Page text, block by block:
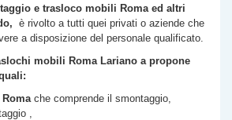
e trasloco mobili Roma ed altri
è rivolto a tutti quei privati o aziende che
a disposizione del personale qualificato.
mobili RomaLariano a propone
che comprende il smontaggio,
,